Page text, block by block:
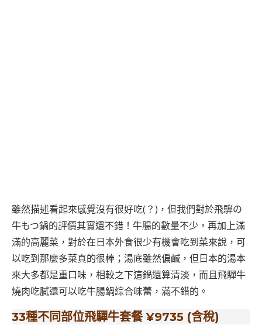
雖然描述看起來感覺沒有很好吃(？)，但我們對於飛騨の
牛もつ鍋的評價其實還不錯！牛腸的數量不少，再加上滿
滿的高麗菜，對於在日本外食很少有機會吃到菜來說，可
以吃到那麼多菜真的很棒；湯底雖然偏鹹，但日本的湯本
來大多都是重口味，相較之下這鍋還算清淡，而且飛驒牛
燒肉吃膩還可以吃牛腸鍋綜合味蕾，滿不錯的。
33種不同部位飛驒牛套餐 ¥9735 (含稅)